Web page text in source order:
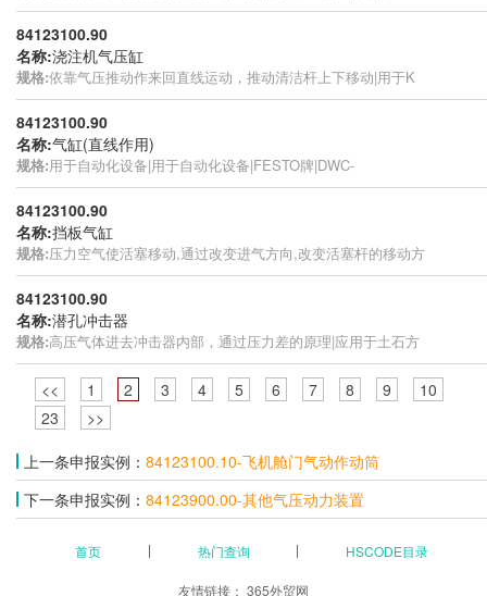
84123100.90
名称:浇注机气压缸
规格:依靠气压推动作来回直线运动，推动清洁杆上下移动|用于K
84123100.90
名称:气缸(直线作用)
规格:用于自动化设备|用于自动化设备|FESTO牌|DWC-
84123100.90
名称:挡板气缸
规格:压力空气使活塞移动,通过改变进气方向,改变活塞杆的移动方
84123100.90
名称:潜孔冲击器
规格:高压气体进去冲击器内部，通过压力差的原理|应用于土石方
<< 1 2 3 4 5 6 7 8 9
10
23
>>
上一条申报实例： 84123100.10-飞机舱门气动作动筒
下一条申报实例： 84123900.00-其他气压动力装置
首页 热门查询 HSCODE目录
友情链接： 365外贸网